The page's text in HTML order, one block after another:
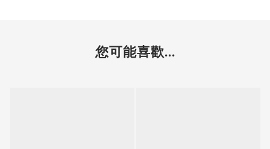
您可能喜歡...